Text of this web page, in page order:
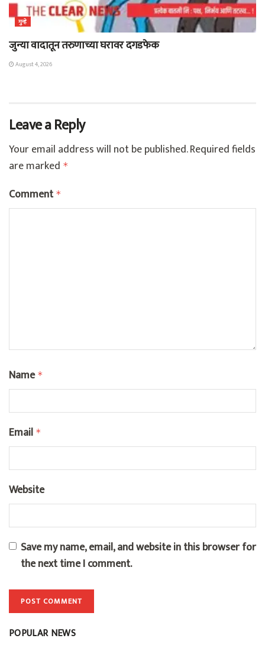
गुन्हे
जुन्या वादातून तरुणाच्या घरावर दगडफेक
August 4, 2026
Leave a Reply
Your email address will not be published.Required fields
are marked *
Comment *
Name *
Email *
Website
Save my name, email, and website in this browser for
the next time I comment.
POPULAR NEWS